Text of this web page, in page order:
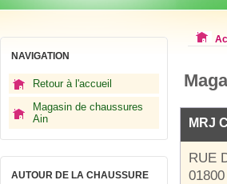
NAVIGATION
Retour à l'accueil
Magasin de chaussures
Ain
AUTOUR DE LA CHAUSSURE
MRJ
RUE